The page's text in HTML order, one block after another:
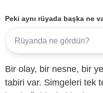
Peki aynı rüyada başka ne
Bir olay, bir nesne, bir
tabiri var. Simgeleri tek